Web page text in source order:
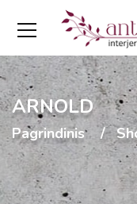
ARNOLD
Pagrindinis